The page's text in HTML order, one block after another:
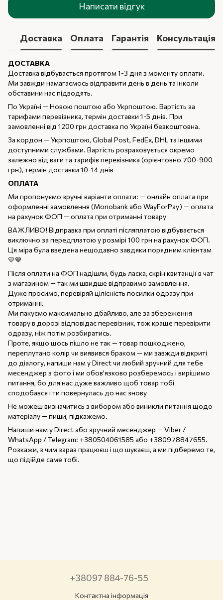
Написати відгук
Доставка Оплата Гарантія Консультація
ДОСТАВКА
Доставка відбувається протягом 1-3 дня з моменту оплати.
Ми завжди намагаємось відправити день в день та інколи
обставини нас підводять.
По Україні — Новою поштою або Укрпоштою. Вартість за
тарифами перевізника, термін доставки 1-5 днів. При
замовленні від 1200 грн доставка по Україні безкоштовна.
За кордон — Укрпоштою, Global Post, FedEx, DHL та іншими
доступними службами. Вартість розраховується окремо
залежно від ваги та тарифів перевізника (орієнтовно 700-900
грн), термін доставки 10-14 днів
ОПЛАТА
Ми пропонуємо зручні варіанти оплати: — онлайн оплата при
оформленні замовлення (Monobank або WayForPay) — оплата
на рахунок ФОП — оплата при отриманні товару
ВАЖЛИВО! Відправка при оплаті післяплатою відбувається
виключно за передплатою у розмірі 100 грн на рахунок ФОП.
Ця міра була введена нещодавно завдяки порядним клієнтам
💛💙
Після оплати на ФОП надішли, будь ласка, скрін квитанції в чат
з магазином — так ми швидше відправимо замовлення.
Дуже просимо, перевіряй цілісність посилки одразу при
отриманні.
Ми пакуємо максимально дбайливо, але за збереження
товару в дорозі відповідає перевізник, тож краще перевірити
одразу, ніж потім розбиратись.
Проте, якщо щось пішло не так — товар пошкоджено,
переплутано колір чи виявився браком — ми завжди відкриті
до діалогу, напиши нам у Direct чи любий зручний для тебе
месенджер з фото і ми обов'язково розберемось і вирішимо
питання, бо для нас дуже важливо щоб товар тобі
сподобався і ти повернулась до нас знову
Не можеш визначитись з вибором або виникли питання щодо
матеріалу — пиши, підкажемо.
Напиши нам у Direct або зручний месенджер — Viber /
WhatsApp / Telegram: +380504061585 або +380978847655.
Розкажи, з чим зараз працюєш і що шукаєш, а ми підберемо те,
що підійде саме тобі.
+38097 884-76-55
Контактна інформація